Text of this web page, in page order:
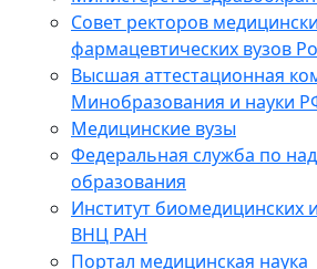
Совет ректоров
фармацевтических вузов
Высшая аттестационная
Минобразования и науки
Медицинские вузы
Федеральная служба по
образования
Институт биомедицинских
ВНЦ РАН
Портал медицинская наука